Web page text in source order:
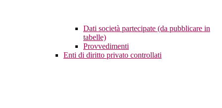
Dati società partecipate (da pubblicare in
tabelle)
Provvedimenti
Enti di diritto privato controllati